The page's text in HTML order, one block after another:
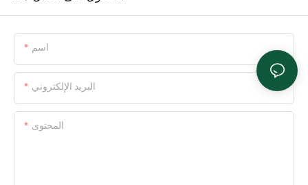
اسم
البريد الإلكتروني
المحتوى